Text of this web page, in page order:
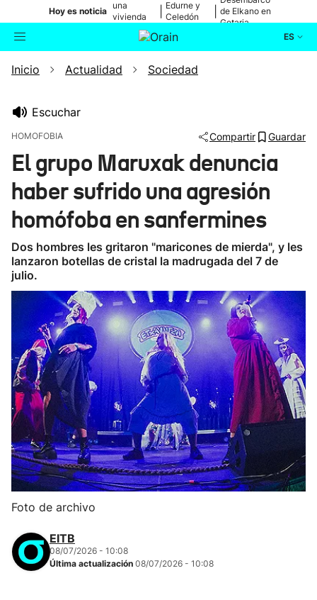
Hoy es noticia
una
vivienda
de Bilbao
Edurne y
Celedón
de Elkano en
Getaria
ES
Buscador Actualidad
Ikusmiran
Eguraldia
Inicio Actualidad Sociedad
Escuchar
HOMOFOBIA Compartir Guardar
El grupo Maruxak denuncia
haber sufrido una agresión
homófoba en sanfermines
Dos hombres les gritaron "maricones de mierda", y les
lanzaron botellas de cristal la madrugada del 7 de
julio.
Foto de archivo
EITB
08/07/2026 - 10:08
Última actualización 08/07/2026 - 10:08